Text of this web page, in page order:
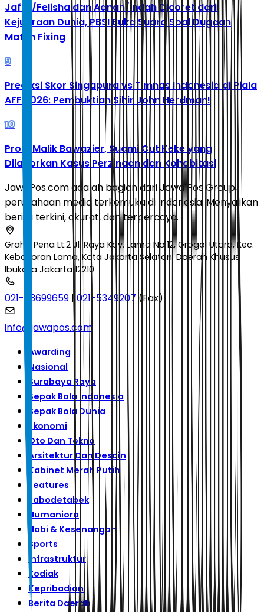
Jafar/Felisha dan Adnan/Indah Dicoret dari
Kejuaraan Dunia, PBSI Buka Suara Soal Dugaan
Match Fixing
9
Prediksi Skor Singapura vs Timnas Indonesia di Piala
AFF 2026: Pembuktian Sihir John Herdman!
10
Profil Malik Bawazier, Suami Cut Keke yang
Dilaporkan Kasus Perzinaan dan Kohabitasi
JawaPos.com adalah bagian dari Jawa Pos Group,
perusahaan media terkemuka di Indonesia. Menyajikan
berita terkini, akurat, dan terpercaya.
Graha Pena Lt.2 Jl. Raya Kby. Lama No.12, Grogol Utara, Kec.
Kebayoran Lama, Kota Jakarta Selatan, Daerah Khusus
Ibukota Jakarta 12210
021-53699659 | 021-5349207 (Fax)
info@jawapos.com
Awarding
Nasional
Surabaya Raya
Sepak Bola Indonesia
Sepak Bola Dunia
Ekonomi
Oto Dan Tekno
Arsitektur Dan Desain
Kabinet Merah Putih
Features
Jabodetabek
Humaniora
Hobi & Kesenangan
Sports
Infrastruktur
Zodiak
Kepribadian
Berita Daerah